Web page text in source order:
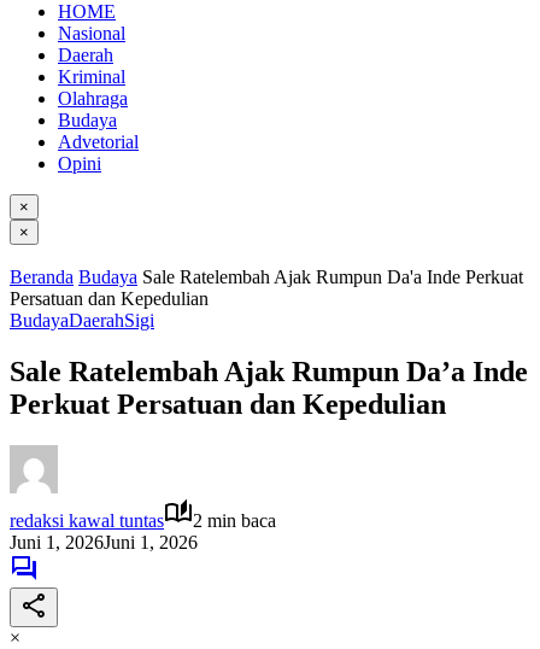
HOME
Nasional
Daerah
Kriminal
Olahraga
Budaya
Advetorial
Opini
×
×
Beranda Budaya Sale Ratelembah Ajak Rumpun Da'a Inde Perkuat
Persatuan dan Kepedulian
BudayaDaerahSigi
Sale Ratelembah Ajak Rumpun Da’a Inde
Perkuat Persatuan dan Kepedulian
redaksi kawal tuntas
2 min baca
Juni 1, 2026Juni 1, 2026
×